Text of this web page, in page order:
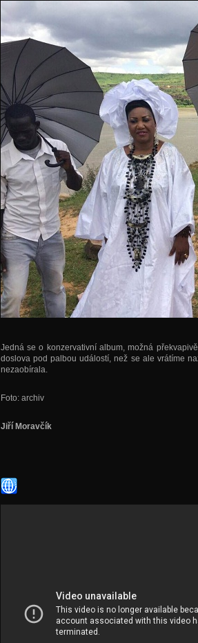
Jedná se o konzervativní album, možná
doslova pod palbou událostí, než se ale vrátíme
nezaobírala.
Foto: archiv
Jiří Moravčík